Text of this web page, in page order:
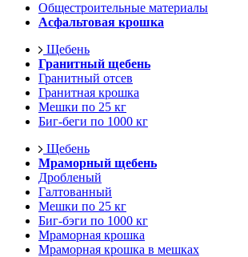
Общестроительные материалы
Асфальтовая крошка
Щебень
Гранитный щебень
Гранитный отсев
Гранитная крошка
Мешки по 25 кг
Биг-беги по 1000 кг
Щебень
Мраморный щебень
Дробленый
Галтованный
Мешки по 25 кг
Биг-бэги по 1000 кг
Мраморная крошка
Мраморная крошка в мешках